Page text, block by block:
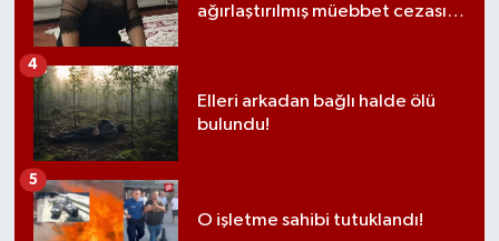
ağırlaştırılmış müebbet cezası
Elleri arkadan bağlı halde ölü
bulundu!
4
O işletme sahibi tutuklandı!
5